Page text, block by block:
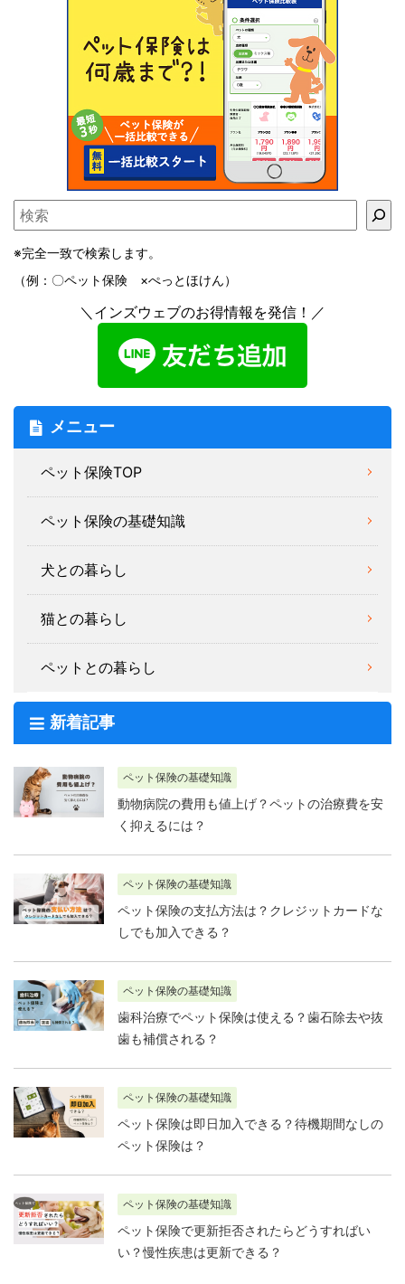
※完全一致で検索します。
（例：〇ペット保険 ×ぺっとほけん）
＼インズウェブのお得情報を発信！／
メニュー
ペット保険TOP
ペット保険の基礎知識
犬との暮らし
猫との暮らし
ペットとの暮らし
新着記事
ペット保険の基礎知識
動物病院の費用も値上げ？ペットの治療費を安
く抑えるには？
ペット保険の基礎知識
ペット保険の支払方法は？クレジットカードな
しでも加入できる？
ペット保険の基礎知識
歯科治療でペット保険は使える？歯石除去や抜
歯も補償される？
ペット保険の基礎知識
ペット保険は即日加入できる？待機期間なしの
ペット保険は？
ペット保険の基礎知識
ペット保険で更新拒否されたらどうすればい
い？慢性疾患は更新できる？